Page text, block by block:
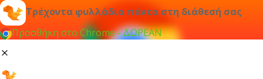
Τρέχοντα φυλλάδια πάντα στη διάθεσή σας
Προσθήκη στο Chrome - ΔΩΡΕΑΝ